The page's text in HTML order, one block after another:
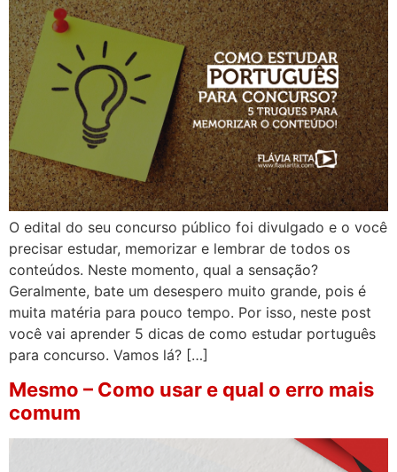
O edital do seu concurso público foi divulgado e o você
precisar estudar, memorizar e lembrar de todos os
conteúdos. Neste momento, qual a sensação?
Geralmente, bate um desespero muito grande, pois é
muita matéria para pouco tempo. Por isso, neste post
você vai aprender 5 dicas de como estudar português
para concurso. Vamos lá? […]
Mesmo – Como usar e qual o erro mais
comum